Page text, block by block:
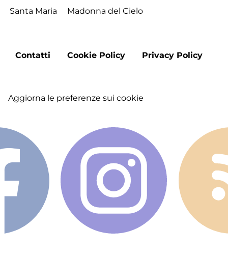
Santa Maria
Madonna del Cielo
Footer
Contatti Cookie Policy Privacy Policy
Aggiorna le preferenze sui cookie